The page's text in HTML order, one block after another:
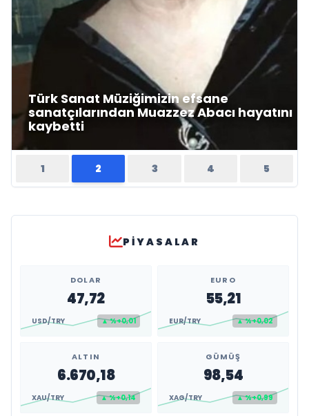
Türk Sanat Müziğimizin efsane
sanatçılarından Muazzez Abacı hayatını
kaybetti
1 2 3 4 5
PIYASALAR
DOLAR
47,72
USD/TRY ▲ %+0,01
EURO
55,21
EUR/TRY ▲ %+0,02
ALTIN
6.670,18
XAU/TRY ▲ %+0,14
GÜMÜŞ
98,54
XAG/TRY ▲ %+0,99